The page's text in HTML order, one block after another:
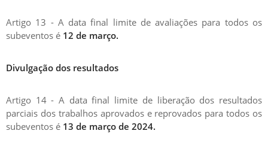
Artigo 13 - A data final limite de avaliações para todos os
subeventos é 12 de março.
Divulgação dos resultados
Artigo 14 - A data final limite de liberação dos resultados
parciais dos trabalhos aprovados e reprovados para todos os
subeventos é 13 de março de 2024.